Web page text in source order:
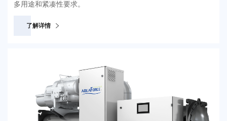
多用途和紧凑性要求。
了解详情